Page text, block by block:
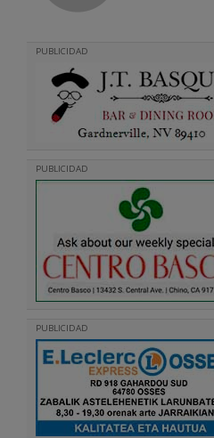
PUBLICIDAD
PUBLICIDAD
PUBLICIDAD